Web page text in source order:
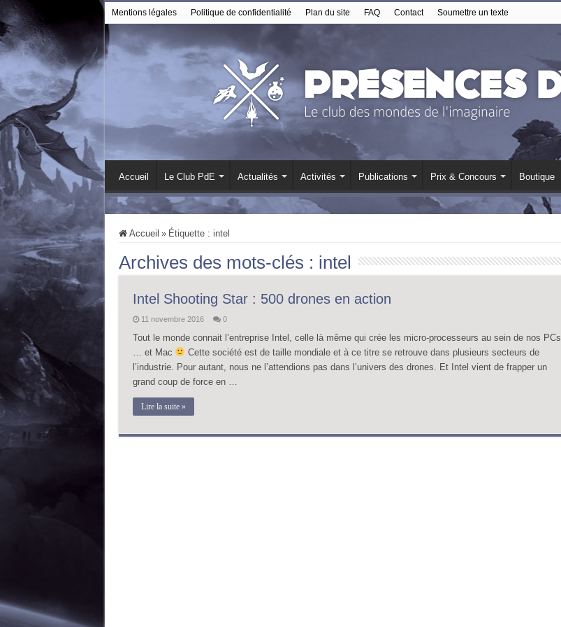
Mentions légales Politique de confidentialité Plan du site FAQ Contact Soumettre un texte
Accueil Le Club PdE Actualités Activités Publications Prix & Concours Boutique
Accueil » Étiquette : intel
Archives des mots-clés : intel
Intel Shooting Star : 500 drones en action
11 novembre 2016 0
Tout le monde connait l’entreprise Intel, celle là même qui crée les micro-processeurs au sein de nos PCs
… et Mac
Cette société est de taille mondiale et à ce titre se retrouve dans plusieurs secteurs de
l’industrie. Pour autant, nous ne l’attendions pas dans l’univers des drones. Et Intel vient de frapper un
grand coup de force en …
Lire la suite »